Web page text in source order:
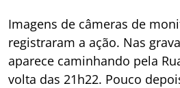
Imagens de câmeras de
registraram a ação. Nas
aparece caminhando pela
volta das 21h22. Pouco